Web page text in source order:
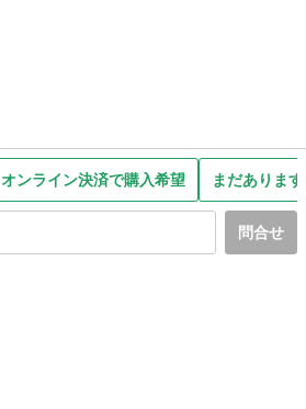
オンライン決済で購入希望 まだありま
問合せ